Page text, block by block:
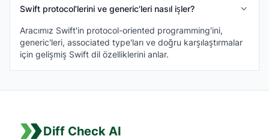
Swift protocol'lerini ve generic'leri nasıl işler?
Aracımız Swift'in protocol-oriented programming'ini,
generic'leri, associated type'ları ve doğru karşılaştırmalar
için gelişmiş Swift dil özelliklerini anlar.
Diff Check AI